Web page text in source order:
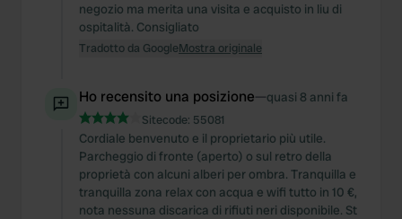
negozio ma merita una visita e acquisto in liu di
ospitalità. Consigliato
Tradotto da GoogleMostra originale
Ho recensito una posizione—quasi 8 anni fa
Sitecode: 55081
Cordiale benvenuto e il proprietario più utile.
Parcheggio di fronte (aperto) o sul retro della
proprietà con alcuni alberi per ombra. Tranquilla e
tranquilla zona relax con acqua e wifi tutto in 10 €,
nota nessuna discarica di rifiuti neri disponibile. St